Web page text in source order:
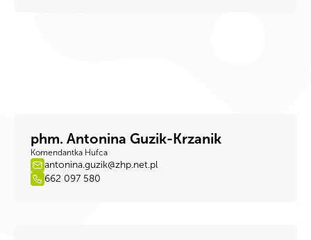
phm. Antonina Guzik-Krzanik
Komendantka Hufca
antonina.guzik@zhp.net.pl
662 097 580